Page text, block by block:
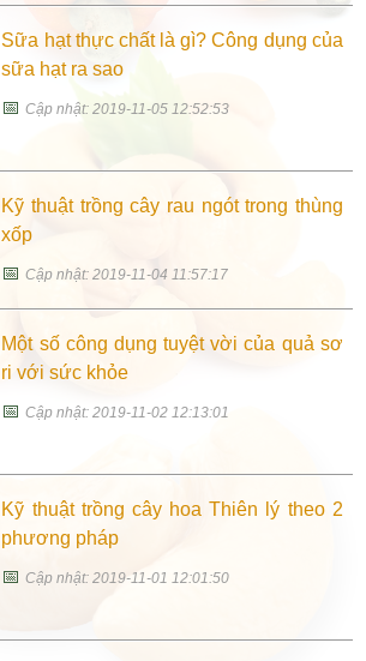
Sữa hạt thực chất là gì? Công dụng của
sữa hạt ra sao
📅Cập nhật: 2019-11-05 12:52:53
Kỹ thuật trồng cây rau ngót trong thùng
xốp
📅Cập nhật: 2019-11-04 11:57:17
Một số công dụng tuyệt vời của quả sơ
ri với sức khỏe
📅Cập nhật: 2019-11-02 12:13:01
Kỹ thuật trồng cây hoa Thiên lý theo 2
phương pháp
📅Cập nhật: 2019-11-01 12:01:50